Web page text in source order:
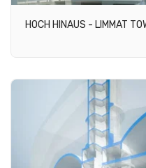
HOCH HINAUS - LIMMAT